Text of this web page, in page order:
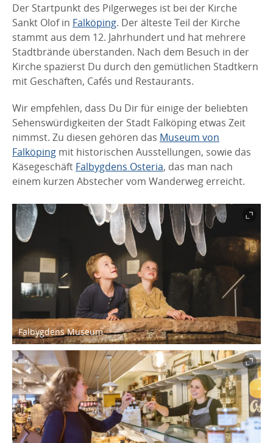
Der Startpunkt des Pilgerweges ist bei der Kirche
Sankt Olof in Falköping. Der älteste Teil der Kirche
stammt aus dem 12. Jahrhundert und hat mehrere
Stadtbrände überstanden. Nach dem Besuch in der
Kirche spazierst Du durch den gemütlichen Stadtkern
mit Geschäften, Cafés und Restaurants.
Wir empfehlen, dass Du Dir für einige der beliebten
Sehenswürdigkeiten der Stadt Falköping etwas Zeit
nimmst. Zu diesen gehören das Museum von
Falköping mit historischen Ausstellungen, sowie das
Käsegeschäft Falbygdens Osteria, das man nach
einem kurzen Abstecher vom Wanderweg erreicht.
Falbygdens Museum